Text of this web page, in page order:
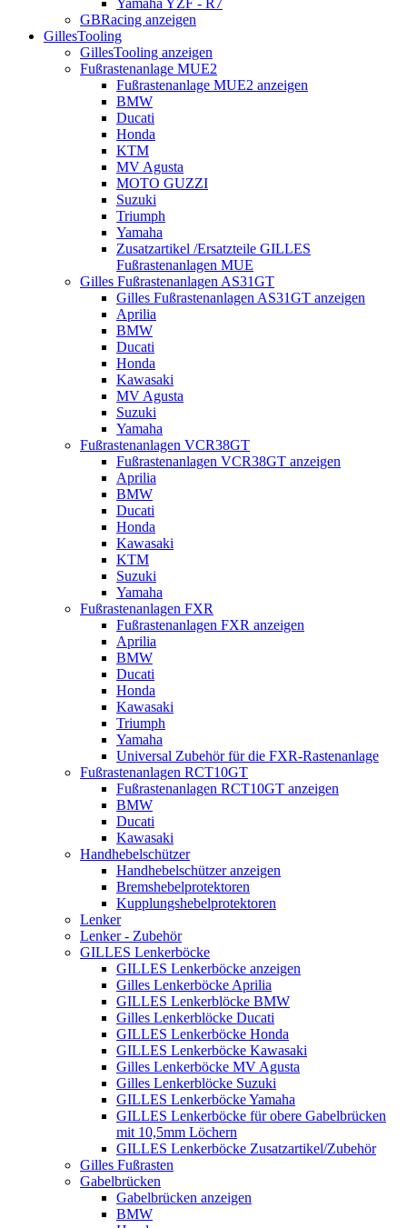
Yamaha YZF - R7
GBRacing anzeigen
GillesTooling
GillesTooling anzeigen
Fußrastenanlage MUE2
Fußrastenanlage MUE2 anzeigen
BMW
Ducati
Honda
KTM
MV Agusta
MOTO GUZZI
Suzuki
Triumph
Yamaha
Zusatzartikel /Ersatzteile GILLES
Fußrastenanlagen MUE
Gilles Fußrastenanlagen AS31GT
Gilles Fußrastenanlagen AS31GT anzeigen
Aprilia
BMW
Ducati
Honda
Kawasaki
MV Agusta
Suzuki
Yamaha
Fußrastenanlagen VCR38GT
Fußrastenanlagen VCR38GT anzeigen
Aprilia
BMW
Ducati
Honda
Kawasaki
KTM
Suzuki
Yamaha
Fußrastenanlagen FXR
Fußrastenanlagen FXR anzeigen
Aprilia
BMW
Ducati
Honda
Kawasaki
Triumph
Yamaha
Universal Zubehör für die FXR-Rastenanlage
Fußrastenanlagen RCT10GT
Fußrastenanlagen RCT10GT anzeigen
BMW
Ducati
Kawasaki
Handhebelschützer
Handhebelschützer anzeigen
Bremshebelprotektoren
Kupplungshebelprotektoren
Lenker
Lenker - Zubehör
GILLES Lenkerböcke
GILLES Lenkerböcke anzeigen
Gilles Lenkerböcke Aprilia
GILLES Lenkerblöcke BMW
Gilles Lenkerblöcke Ducati
GILLES Lenkerböcke Honda
GILLES Lenkerböcke Kawasaki
Gilles Lenkerböcke MV Agusta
Gilles Lenkerblöcke Suzuki
GILLES Lenkerböcke Yamaha
GILLES Lenkerböcke für obere Gabelbrücken
mit 10,5mm Löchern
GILLES Lenkerböcke Zusatzartikel/Zubehör
Gilles Fußrasten
Gabelbrücken
Gabelbrücken anzeigen
BMW